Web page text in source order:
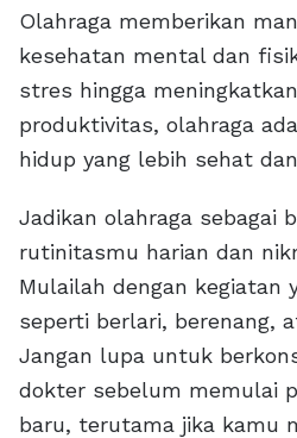
Olahraga memberikan
kesehatan mental dan
stres hingga
produktivitas, olahraga
hidup yang lebih sehat
Jadikan olahraga sebagai
rutinitasmu harian dan
Mulailah dengan kegiatan
seperti berlari, berenang,
Jangan lupa untuk
dokter sebelum memulai
baru, terutama jika kamu